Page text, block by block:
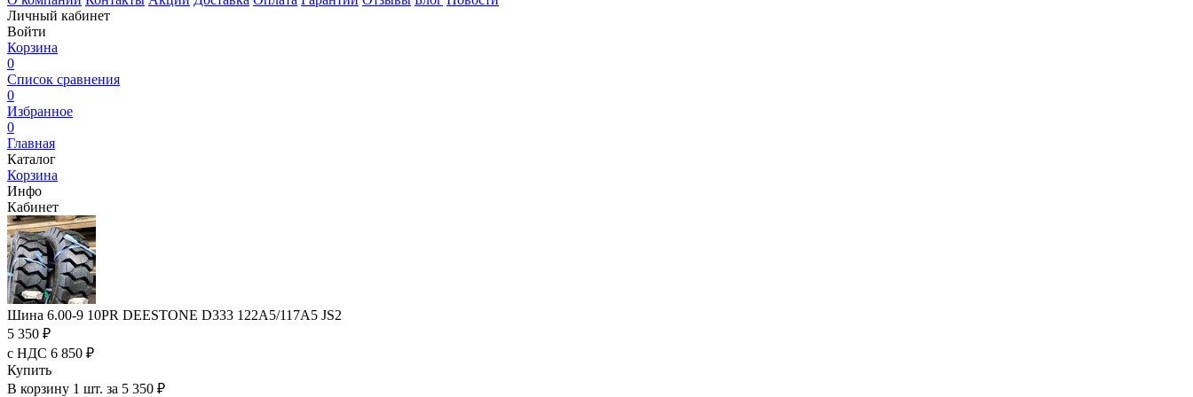
Личный кабинет
Войти
Корзина
0
Список сравнения
0
Избранное
0
Главная
Каталог
Корзина
Инфо
Кабинет
Шина 6.00-9 10PR DEESTONE D333 122A5/117A5 JS2
5 350 ₽
с НДС 6 850 ₽
Купить
В корзину 1 шт. за 5 350 ₽